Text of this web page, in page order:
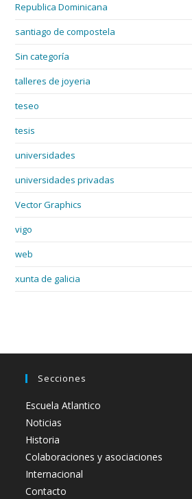
Republica Dominicana
santiago de compostela
Sin categoría
talleres de joyeria
teseo
tesis
universidades
universidades privadas
Vector Graphics
vigo
web
xunta de galicia
Secciones
Escuela Atlantico
Noticias
Historia
Colaboraciones y asociaciones
Internacional
Contacto